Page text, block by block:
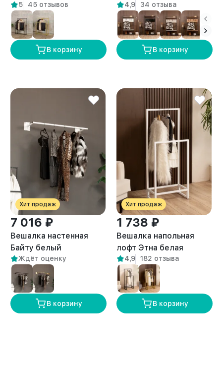
5 45 отзывов
В корзину
белый/амаретто
4,9 34 отзыва
В корзину
Хит продаж
7 016 ₽
Вешалка настенная
Байту белый
Ждёт оценку
В корзину
Хит продаж
1 738 ₽
Вешалка напольная
лофт Этна белая
4,9 182 отзыва
В корзину